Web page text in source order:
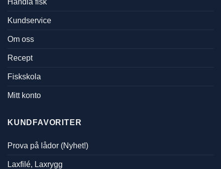
Kundservice
Om oss
Recept
Fiskskola
Mitt konto
KUNDFAVORITER
Prova på lådor (Nyhet!)
Laxfilé, Laxrygg